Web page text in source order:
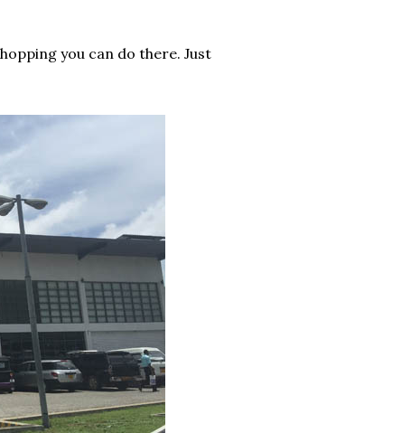
you can do there. Just